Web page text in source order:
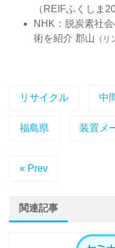
（REIFふくしま
NHK：脱炭素社
術を紹介 郡山 （
リサイクル 中
福島県 装置メ
« Prev
関連記事